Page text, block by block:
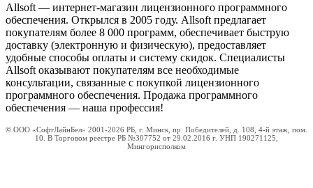
Allsoft — интернет-магазин лицензионного программного
обеспечения. Открылся в 2005 году. Allsoft предлагает
покупателям более 8 000 программ, обеспечивает быструю
доставку (электронную и физическую), предоставляет
удобные способы оплаты и систему скидок. Специалисты
Allsoft оказывают покупателям все необходимые
консультации, связанные с покупкой лицензионного
программного обеспечения. Продажа программного
обеспечения — наша профессия!
© ООО «СофтЛайнБел» 2001-2026 РБ, г. Минск, пр. Победителей, д. 108, 4-й этаж, пом.
10. В Торговом реестре РБ №307752 от 29.02.2016 г. УНП 190271125,
Мингорисполком